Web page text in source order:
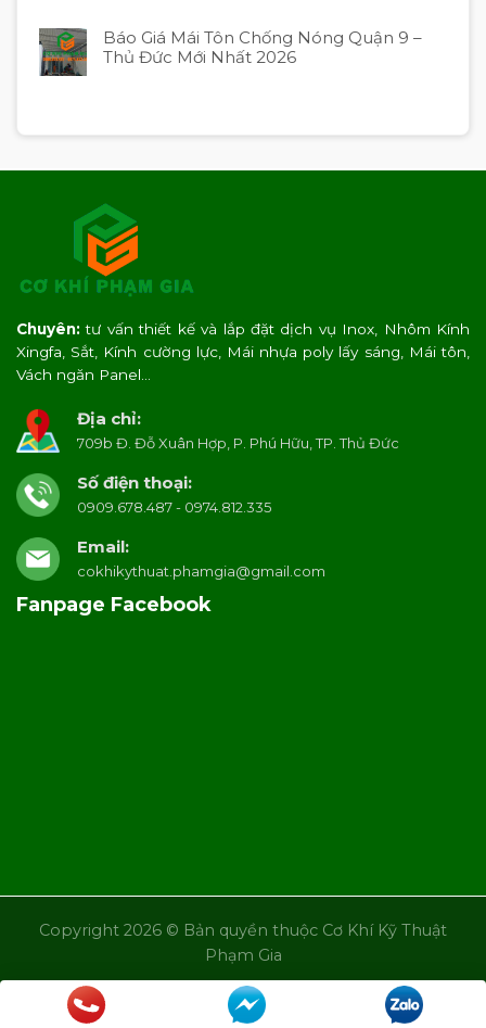
Báo Giá Mái Tôn Chống Nóng Quận 9 –
Thủ Đức Mới Nhất 2026
Chuyên:tư vấn thiết kế và lắp đặt dịch vụ Inox, Nhôm Kính
Xingfa, Sắt, Kính cường lực, Mái nhựa poly lấy sáng, Mái tôn,
Vách ngăn Panel…
Địa chỉ:
709b Đ. Đỗ Xuân Hợp, P. Phú Hữu, TP. Thủ Đức
Số điện thoại:
0909.678.487 - 0974.812.335
Email:
cokhikythuat.phamgia@gmail.com
Fanpage Facebook
Copyright 2026 © Bản quyền thuộc Cơ Khí Kỹ Thuật
Phạm Gia